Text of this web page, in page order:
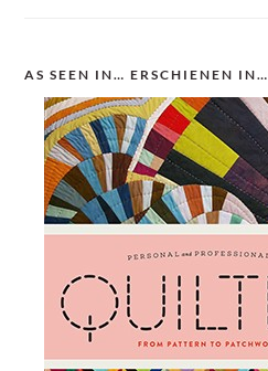
AS SEEN IN… ERSCHIENEN IN…